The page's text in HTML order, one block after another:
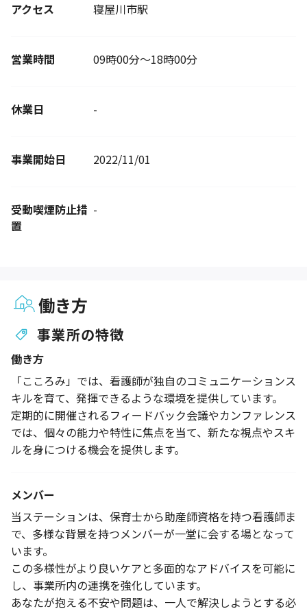
アクセス 寝屋川市駅
営業時間 09時00分～18時00分
休業日 -
事業開始日 2022/11/01
受動喫煙防止措
置
-
働き方
事業所の特徴
働き方
「こころみ」では、看護師が独自のコミュニケーションス
キルを育て、発揮できるような環境を提供しています。
定期的に開催されるフィードバック会議やカンファレンス
では、個々の能力や特性に焦点を当て、新たな視点やスキ
ルを身につける機会を提供します。
メンバー
当ステーションは、保育士から助産師資格を持つ看護師ま
で、多様な背景を持つメンバーが一堂に会する場となって
います。
この多様性がより良いケアと多面的なアドバイスを可能に
し、事業所内の連携を強化しています。
あなたが抱える不安や問題は、一人で解決しようとする必